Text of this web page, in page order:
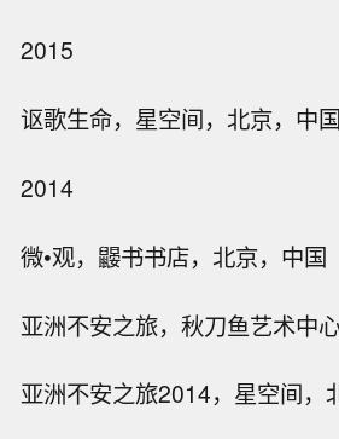
2015
讴歌生命，星空间，北京，中国
2014
微•观，鼹书书店，北京，中国
亚洲不安之旅，秋刀鱼艺术中
亚洲不安之旅2014，星空间，